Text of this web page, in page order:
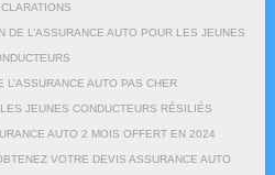
DE L’ASSURANCE AUTO POUR LES JEUNES
L’ASSURANCE AUTO PAS CHER
JEUNES CONDUCTEURS RÉSILIÉS
AUTO 2 MOIS OFFERT EN 2024
VOTRE DEVIS ASSURANCE AUTO